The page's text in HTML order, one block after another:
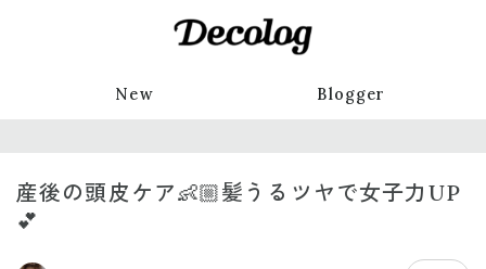
New Blogger
産後の頭皮ケア👶🏼髪うるツヤで女子力UP
💕